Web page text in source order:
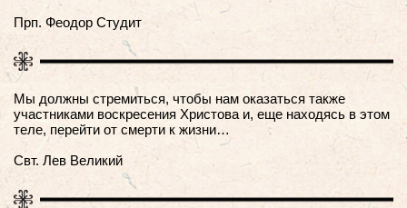
Прп. Феодор Студит
Мы должны стремиться, чтобы нам оказаться также
участниками воскресения Христова и, еще находясь в этом
теле, перейти от смерти к жизни…
Свт. Лев Великий